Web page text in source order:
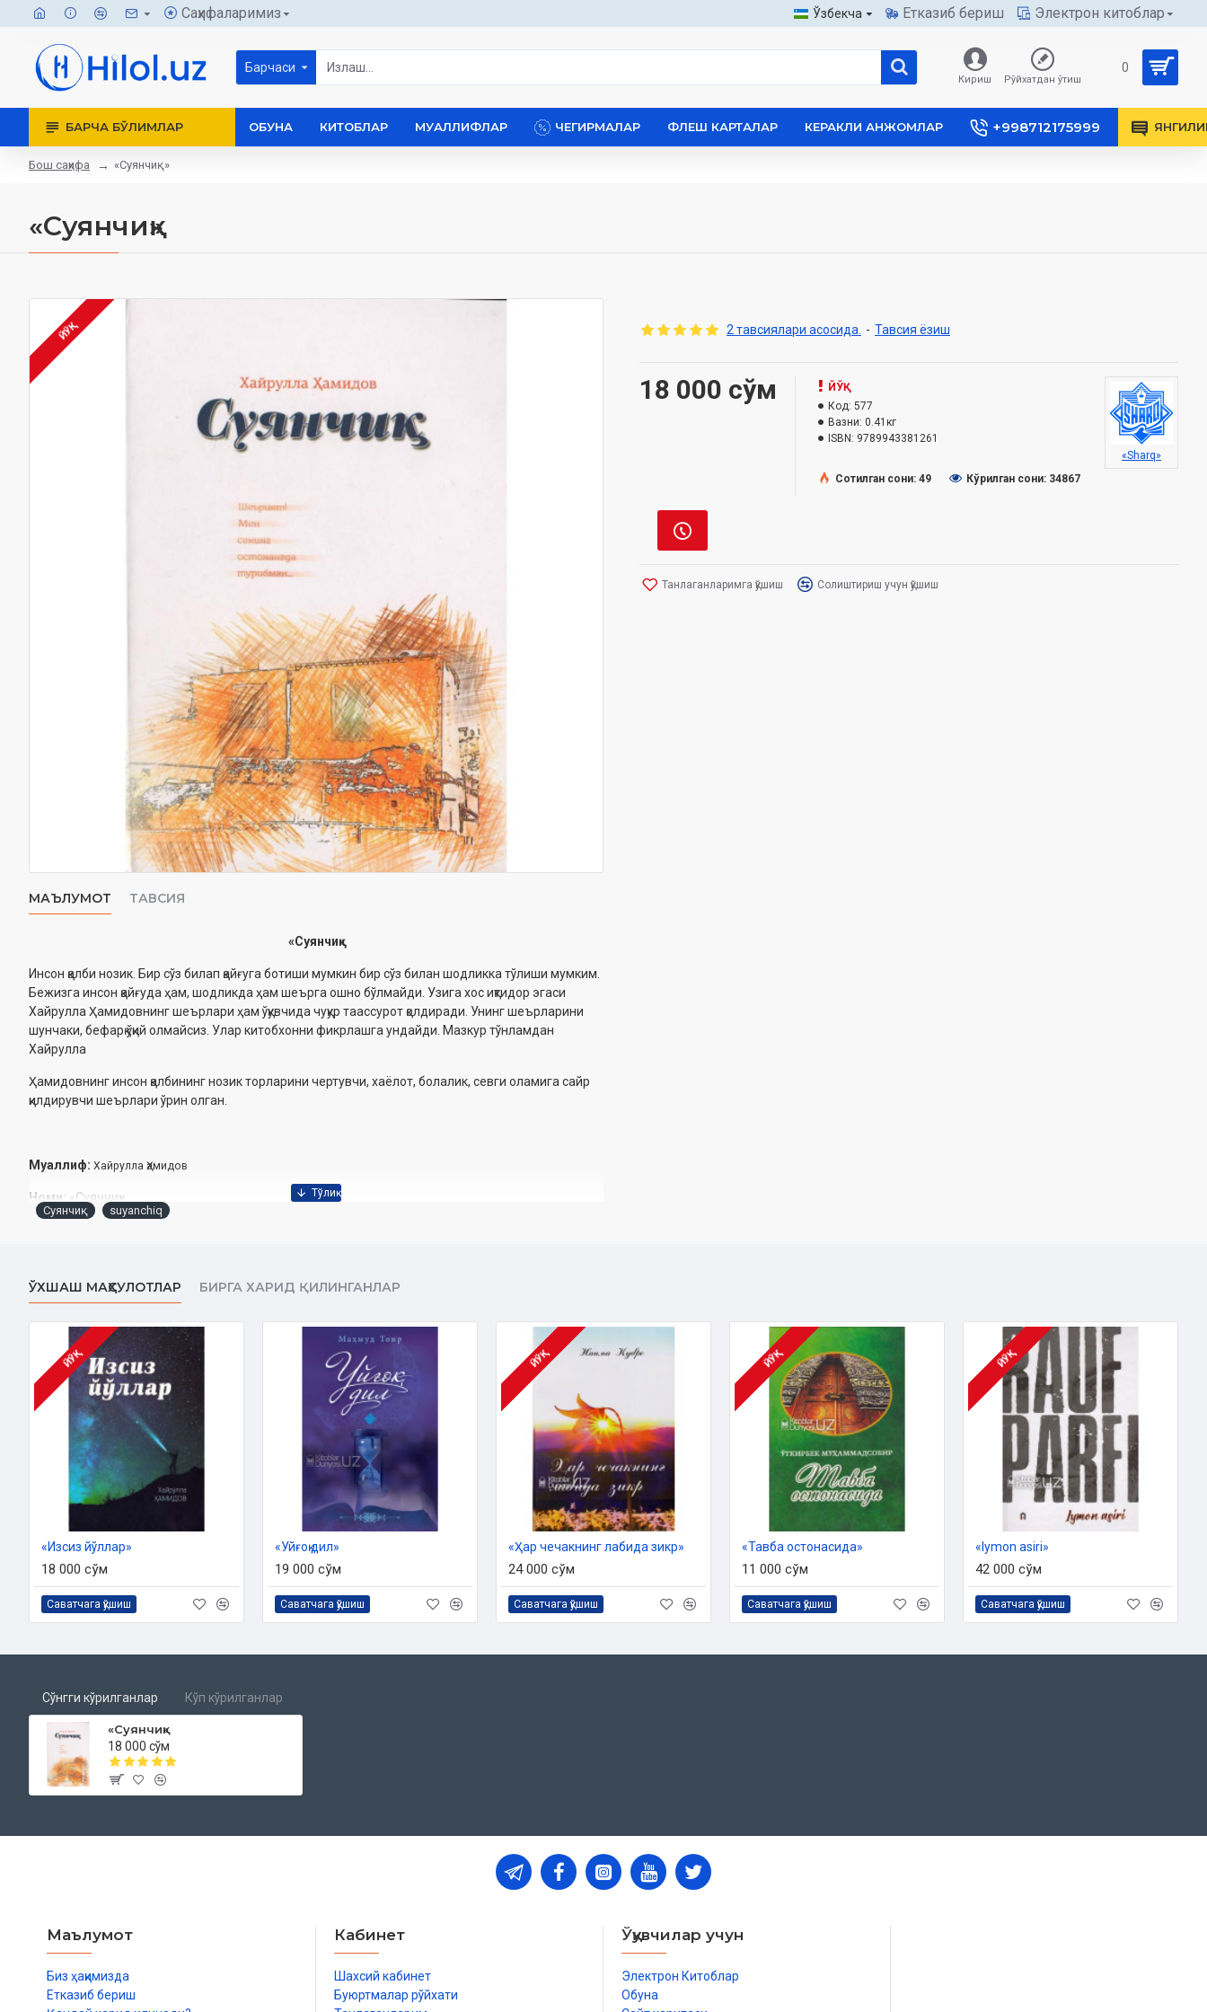
Саҳифаларимиз Ўзбекча Етказиб бериш Электрон китоблар
Барчаси
Кириш Рўйхатдан ўтиш
0
БАРЧА БЎЛИМЛАР ОБУНА КИТОБЛАР МУАЛЛИФЛАР ЧЕГИРМАЛАР ФЛЕШ КАРТАЛАР КЕРАКЛИ АНЖОМЛАР +998712175999
Бош саҳифа «Суянчиқ»
«Суянчиқ»
ЙЎҚ
МАЪЛУМОТ ТАВСИЯ
«Суянчиқ»
Инсон қалби нозик. Бир сўз билап қайғуга ботиши мумкин бир сўз билан ‎шодликка тўлиши мумким.
Бежизга инсон қайғуда ҳам, шодликда ҳам ‎шеърга ошно бўлмайди. Узига хос иқтидор эгаси
Хайрулла Ҳамидовнинг ‎шеърлари ҳам ўқувчида чуқур таассурот қолдиради. Унинг шеърларини
‎шунчаки, бефарқ ўқий олмайсиз. Улар китобхонни фикрлашга ундайди. ‎Мазкур тўнламдан
Хайрулла
Ҳамидовнинг инсон қалбининг нозик торларини чертувчи, хаёлот, ‎болалик, севги оламига сайр
қилдирувчи шеърлари ўрин олган.‎
Муаллиф: Хайрулла Ҳамидов
Номи: «Суянчиқ»
Сана:2016
ISBN:978-9943-381-26-1
Ўлчами:84×108 1/32 ‎
Муқоваси: Қаттиқ
2 тавсиялари асосида. - Тавсия ёзиш
18 000 сўм
ЙЎҚ
Код: 577
Вазни: 0.41кг
ISBN: 9789943381261
«Sharq»
Сотилган сони: 49
Кўрилган сони: 34867
Танлаганларимга қўшиш Солиштириш учун қўшиш
Суянчиқ suyanchiq
ЎХШАШ МАҲСУЛОТЛАР БИРГА ХАРИД ҚИЛИНГАНЛАР
ЙЎҚ
«Изсиз йўллар»
18 000 сўм
Саватчага қўшиш
«Уйғоқ дил»
19 000 сўм
Саватчага қўшиш
ЙЎҚ
«Ҳар чечакнинг лабида зикр»
24 000 сўм
Саватчага қўшиш
ЙЎҚ
«Тавба остонасида»
11 000 сўм
Саватчага қўшиш
ЙЎҚ
«Iymon asiri»
42 000 сўм
Саватчага қўшиш
Сўнгги кўрилганлар Кўп кўрилганлар
«Суянчиқ»
18 000 сўм
Маълумот
Биз ҳақимизда
Етказиб бериш
Кабинет
Шахсий кабинет
Буюртмалар рўйхати
Ўқувчилар учун
Электрон Китоблар
Обуна